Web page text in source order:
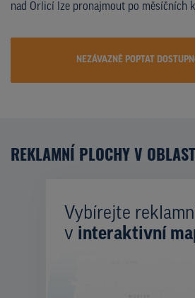
nad Orlicí lze pronajmout po měsíčních
NEZÁVAZNĚ POPTAT
REKLAMNÍ PLOCHY V
Vybírejte
v interaktivní